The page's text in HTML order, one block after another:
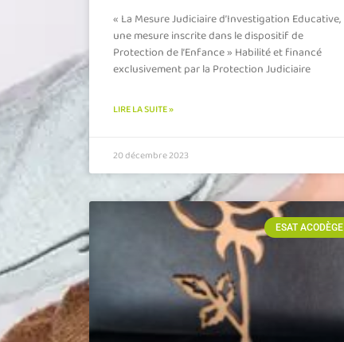
« La Mesure Judiciaire d’Investigation Educative,
une mesure inscrite dans le dispositif de
Protection de l’Enfance » Habilité et financé
exclusivement par la Protection Judiciaire
LIRE LA SUITE »
20 décembre 2023
ESAT ACODÈGE